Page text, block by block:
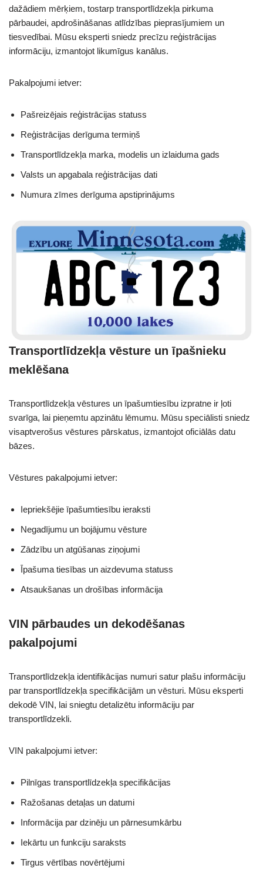
dažādiem mērķiem, tostarp transportlīdzekļa pirkuma
pārbaudei, apdrošināšanas atlīdzības pieprasījumiem un
tiesvedībai. Mūsu eksperti sniedz precīzu reģistrācijas
informāciju, izmantojot likumīgus kanālus.
Pakalpojumi ietver:
Pašreizējais reģistrācijas statuss
Reģistrācijas derīguma termiņš
Transportlīdzekļa marka, modelis un izlaiduma gads
Valsts un apgabala reģistrācijas dati
Numura zīmes derīguma apstiprinājums
Transportlīdzekļa vēsture un īpašnieku
meklēšana
Transportlīdzekļa vēstures un īpašumtiesību izpratne ir ļoti
svarīga, lai pieņemtu apzinātu lēmumu. Mūsu speciālisti sniedz
visaptverošus vēstures pārskatus, izmantojot oficiālās datu
bāzes.
Vēstures pakalpojumi ietver:
Iepriekšējie īpašumtiesību ieraksti
Negadījumu un bojājumu vēsture
Zādzību un atgūšanas ziņojumi
Īpašuma tiesības un aizdevuma statuss
Atsaukšanas un drošības informācija
VIN pārbaudes un dekodēšanas
pakalpojumi
Transportlīdzekļa identifikācijas numuri satur plašu informāciju
par transportlīdzekļa specifikācijām un vēsturi. Mūsu eksperti
dekodē VIN, lai sniegtu detalizētu informāciju par
transportlīdzekli.
VIN pakalpojumi ietver:
Pilnīgas transportlīdzekļa specifikācijas
Ražošanas detaļas un datumi
Informācija par dzinēju un pārnesumkārbu
Iekārtu un funkciju saraksts
Tirgus vērtības novērtējumi